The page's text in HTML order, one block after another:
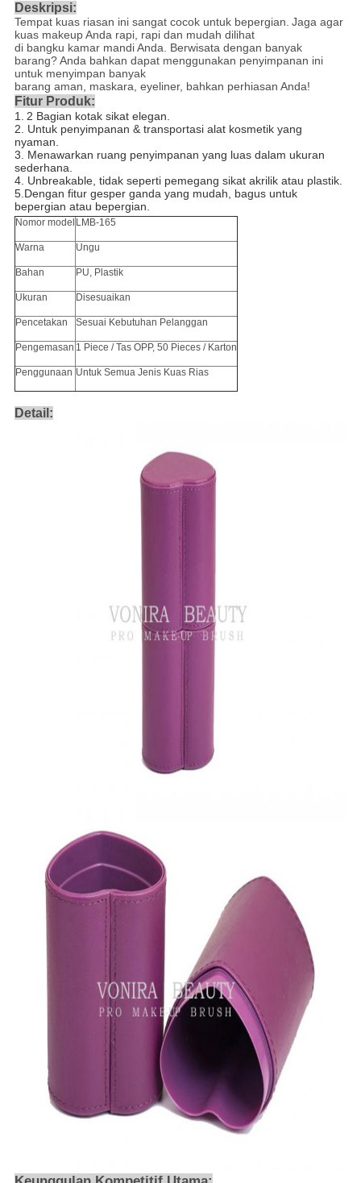
Deskripsi:
Tempat kuas riasan ini sangat cocok untuk bepergian. Jaga agar
kuas makeup Anda rapi, rapi dan mudah dilihat
di bangku kamar mandi Anda. Berwisata dengan banyak
barang?Anda bahkan dapat menggunakan penyimpanan ini
untuk menyimpan banyak
barang aman, maskara, eyeliner, bahkan perhiasan Anda!
Fitur Produk:
1. 2 Bagian kotak sikat elegan.
2. Untuk penyimpanan & transportasi alat kosmetik yang
nyaman.
3. Menawarkan ruang penyimpanan yang luas dalam ukuran
sederhana.
4. Unbreakable, tidak seperti pemegang sikat akrilik atau plastik.
5.Dengan fitur gesper ganda yang mudah, bagus untuk
bepergian atau bepergian.
Nomor model LMB-165
Warna Ungu
Bahan PU, Plastik
Ukuran Disesuaikan
Pencetakan Sesuai Kebutuhan Pelanggan
Pengemasan 1 Piece / Tas OPP, 50 Pieces / Karton
Penggunaan Untuk Semua Jenis Kuas Rias
Detail: